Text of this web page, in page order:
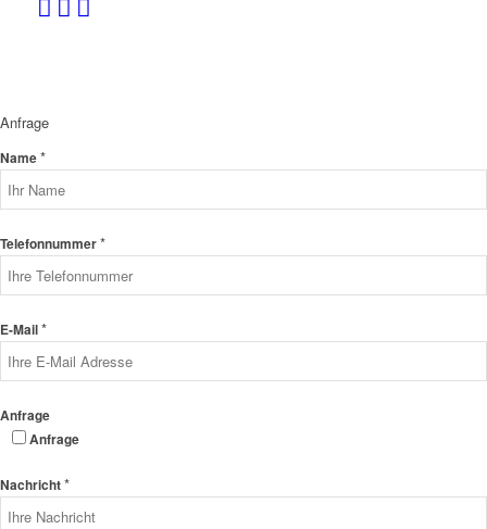
Anfrage
Name*
Telefonnummer*
E-Mail*
Anfrage
Anfrage
Nachricht*